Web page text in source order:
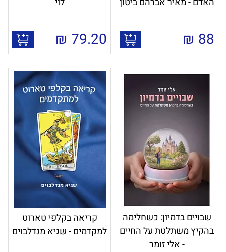
88
₪
79.20
₪
שבויים בדמיון: כשחלימה
בהקיץ משתלטת על החיים
- אלי זומר
קריאה בקלפי טארוט
למקדמים - שגיא מנדלבוים